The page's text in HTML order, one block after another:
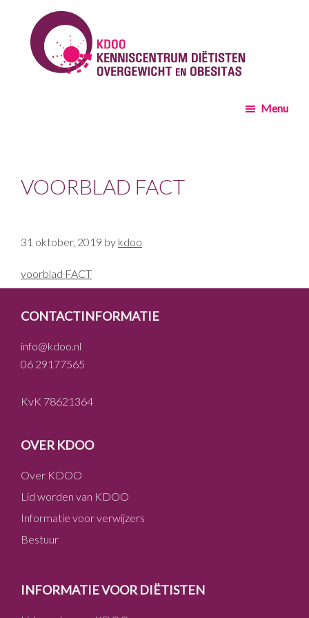
content
Menu
VOORBLAD FACT
31 oktober, 2019 by kdoo
voorblad FACT
FOOTER
CONTACTINFORMATIE
info@kdoo.nl
06 29177565
KvK 78621364
OVER KDOO
Over KDOO
Lid worden van KDOO
Informatie voor verwijzers
Bestuur
INFORMATIE VOOR DIËTISTEN